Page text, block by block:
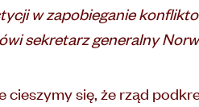
w zapobieganie
sekretarz generalny
się, że rząd